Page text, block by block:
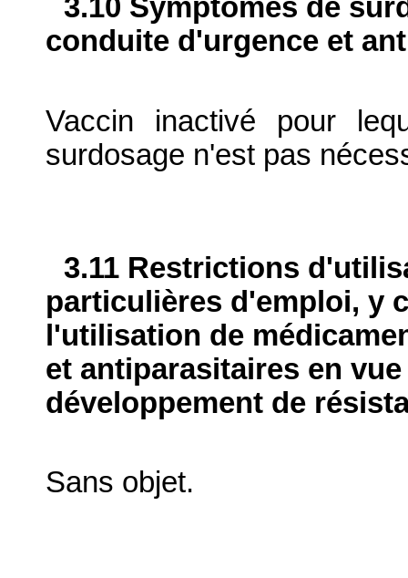
3.10 Symptômes de
conduite d'urgence et
Vaccin inactivé pour
surdosage n'est pas
3.11 Restrictions
particulières d'emploi, y
l'utilisation de
et antiparasitaires en
développement de
Sans objet.